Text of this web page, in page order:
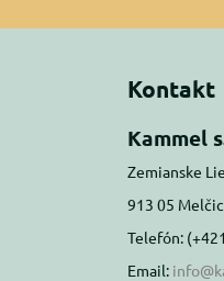
Kontakt
Kammel
Zemianske
913 05
Telefón:
Email: